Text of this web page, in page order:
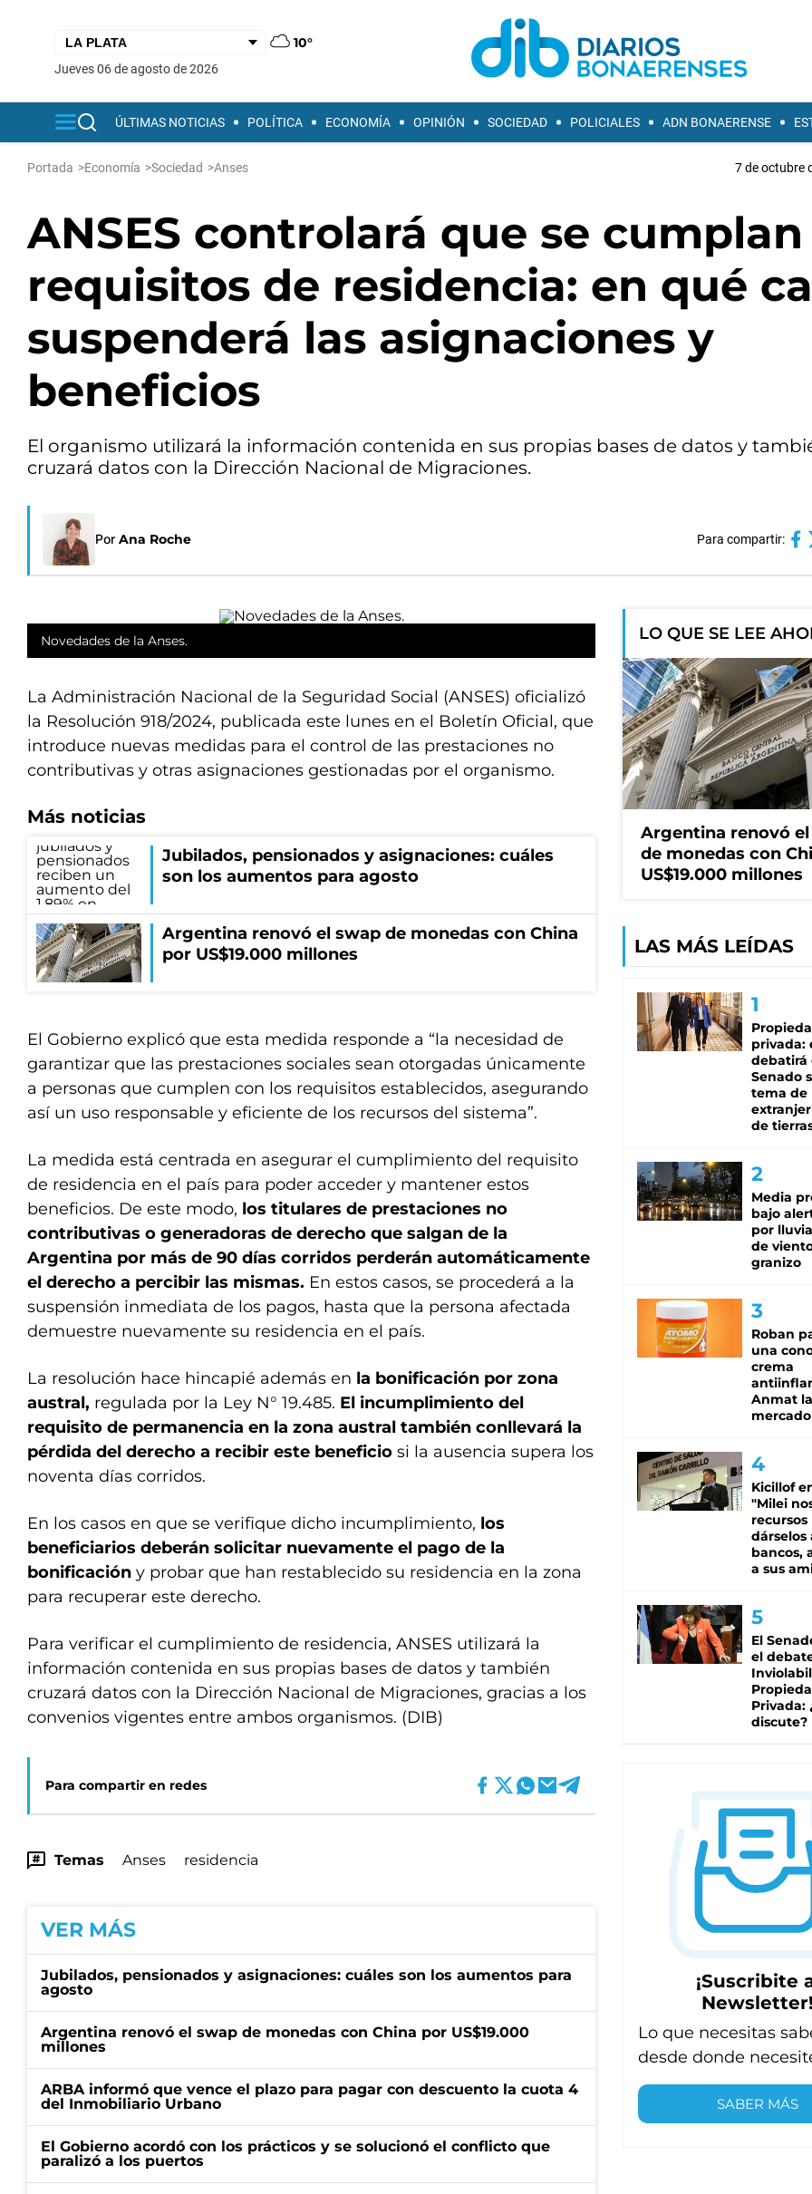
10°
jueves 06 de agosto de 2026
ÚLTIMAS NOTICIAS POLÍTICA ECONOMÍA OPINIÓN SOCIEDAD POLICIALES ADN BONAERENSE
Portada >Economía >Sociedad >Anses 7 de octubre
ANSES controlará que se cumplan
requisitos de residencia: en qué
suspenderá las asignaciones y
beneficios
El organismo utilizará la información contenida en sus propias bases de datos y
cruzará datos con la Dirección Nacional de Migraciones.
Por Ana Roche Para compartir:
Novedades de la Anses.
La Administración Nacional de la Seguridad Social (ANSES) oficializó
la Resolución 918/2024, publicada este lunes en el Boletín Oficial, que
introduce nuevas medidas para el control de las prestaciones no
contributivas y otras asignaciones gestionadas por el organismo.
Más noticias
Jubilados, pensionados y asignaciones: cuáles
son los aumentos para agosto
Argentina renovó el swap de monedas con China
por US$19.000 millones
El Gobierno explicó que esta medida responde a “la necesidad de
garantizar que las prestaciones sociales sean otorgadas únicamente
a personas que cumplen con los requisitos establecidos, asegurando
así un uso responsable y eficiente de los recursos del sistema”.
La medida está centrada en asegurar el cumplimiento del requisito
de residencia en el país para poder acceder y mantener estos
beneficios. De este modo, los titulares de prestaciones no
contributivas o generadoras de derecho que salgan de la
Argentina por más de 90 días corridos perderán automáticamente
el derecho a percibir las mismas. En estos casos, se procederá a la
suspensión inmediata de los pagos, hasta que la persona afectada
demuestre nuevamente su residencia en el país.
La resolución hace hincapié además en la bonificación por zona
austral, regulada por la Ley N° 19.485. El incumplimiento del
requisito de permanencia en la zona austral también conllevará la
pérdida del derecho a recibir este beneficio si la ausencia supera los
noventa días corridos.
En los casos en que se verifique dicho incumplimiento, los
beneficiarios deberán solicitar nuevamente el pago de la
bonificación y probar que han restablecido su residencia en la zona
para recuperar este derecho.
Para verificar el cumplimiento de residencia, ANSES utilizará la
información contenida en sus propias bases de datos y también
cruzará datos con la Dirección Nacional de Migraciones, gracias a los
convenios vigentes entre ambos organismos. (DIB)
Para compartir en redes
Temas Anses residencia
VER MÁS
Jubilados, pensionados y asignaciones: cuáles son los aumentos para
agosto
Argentina renovó el swap de monedas con China por US$19.000
millones
ARBA informó que vence el plazo para pagar con descuento la cuota 4
del Inmobiliario Urbano
El Gobierno acordó con los prácticos y se solucionó el conflicto que
paralizó a los puertos
LO QUE SE LEE
Argentina renovó
de monedas con
US$19.000 millones
LAS MÁS LEÍDAS
privada:
debatirá
Senado
tema de
de
Media
bajo
por
de
granizo
Roban
una
crema
Anmat
mercado
Kicillof
"Milei
recursos
dárselos
bancos,
a sus
El
el
Privada:
discute?
¡Suscribite
Newsletter!
Lo que necesitas
desde donde
SABER MÁS